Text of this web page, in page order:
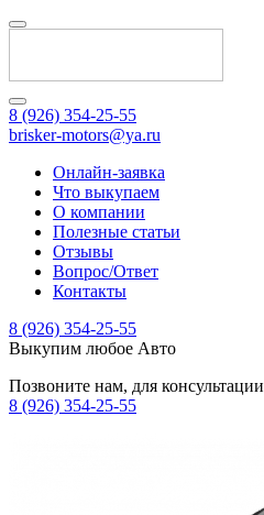
8 (926) 354-25-55
brisker-motors@ya.ru
Онлайн-заявка
Что выкупаем
О компании
Полезные статьи
Отзывы
Вопрос/Ответ
Контакты
8 (926) 354-25-55
Выкупим любое Авто
Позвоните нам, для консультации
8 (926) 354-25-55